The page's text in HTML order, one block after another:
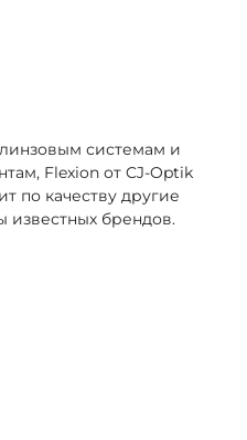
системам и
Flexion от CJ-Optik
по качеству другие
известных брендов.